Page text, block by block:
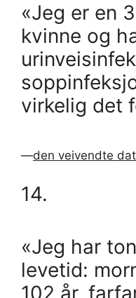
«Jeg er en
kvinne og
virkelig det
—den veivendte
14.
«Jeg har
levetid:
102 år,